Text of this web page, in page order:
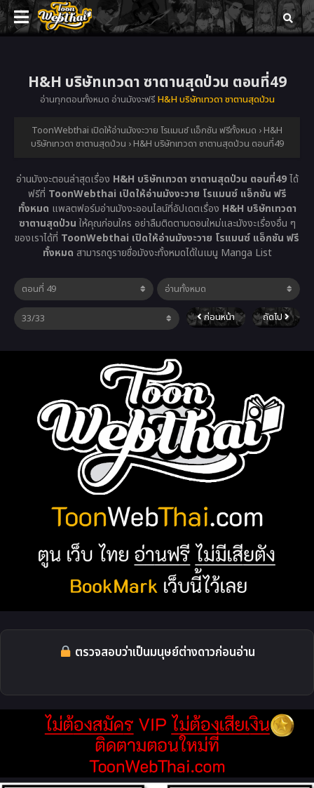
H&H บริษัทเทวดา ซาตานสุดป่วน ตอนที่49
อ่านทุกตอนทั้งหมด อ่านมังงะฟรี H&H บริษัทเทวดา ซาตานสุดป่วน
ToonWebthai เปิดให้อ่านมังงะวาย โรแมนซ์ แอ็กชัน ฟรีทั้งหมด › H&H
บริษัทเทวดา ซาตานสุดป่วน › H&H บริษัทเทวดา ซาตานสุดป่วน ตอนที่49
อ่านมังงะตอนล่าสุดเรื่อง H&H บริษัทเทวดา ซาตานสุดป่วน ตอนที่49ได้
ฟรีที่ ToonWebthai เปิดให้อ่านมังงะวาย โรแมนซ์ แอ็กชัน ฟรี
ทั้งหมด แพลตฟอร์มอ่านมังงะออนไลน์ที่อัปเดตเรื่อง H&H บริษัทเทวดา
ซาตานสุดป่วน ให้คุณก่อนใคร อย่าลืมติดตามตอนใหม่และมังงะเรื่องอื่น ๆ
ของเราได้ที่ ToonWebthai เปิดให้อ่านมังงะวาย โรแมนซ์ แอ็กชัน ฟรี
ทั้งหมด สามารถดูรายชื่อมังงะทั้งหมดได้ในเมนู Manga List
ก่อนหน้า ถัดไป
ตรวจสอบว่าเป็นมนุษย์ต่างดาวก่อนอ่าน